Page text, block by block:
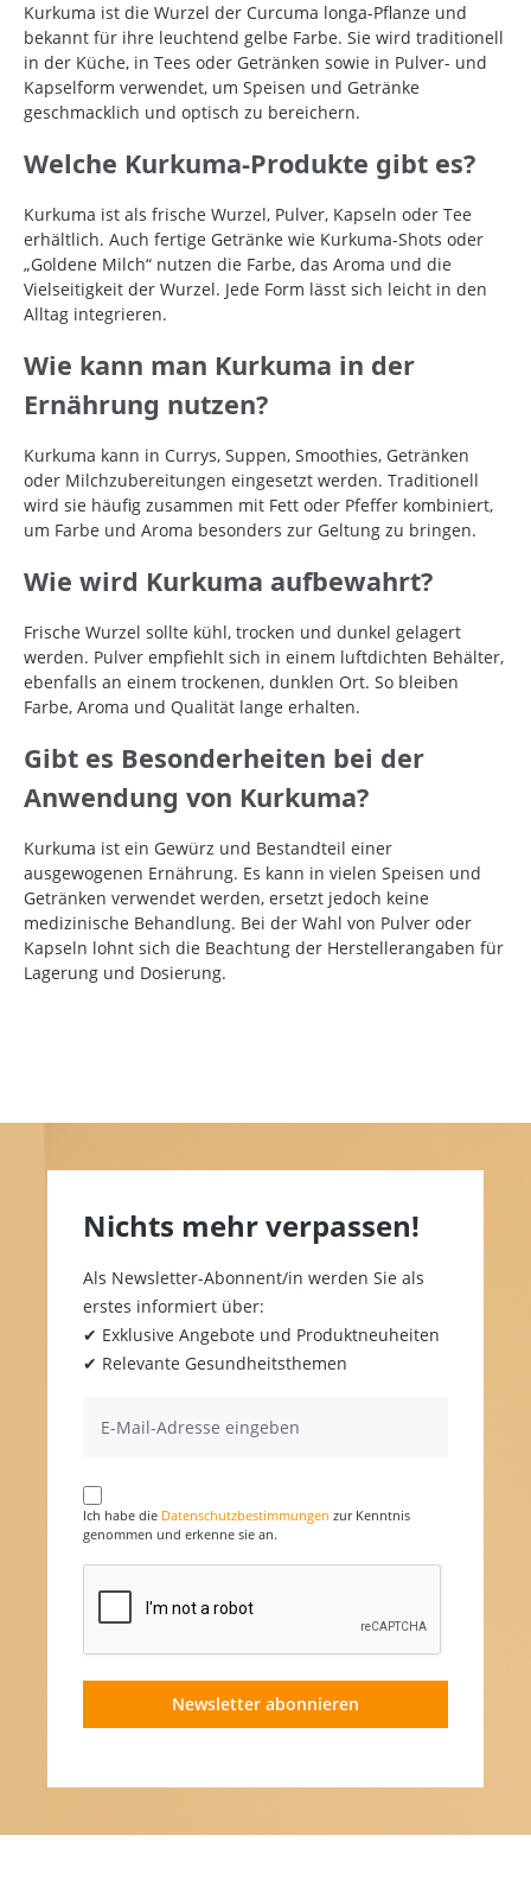
Kurkuma ist die Wurzel der Curcuma longa-Pflanze und
bekannt für ihre leuchtend gelbe Farbe. Sie wird traditionell
in der Küche, in Tees oder Getränken sowie in Pulver- und
Kapselform verwendet, um Speisen und Getränke
geschmacklich und optisch zu bereichern.
Welche Kurkuma-Produkte gibt es?
Kurkuma ist als frische Wurzel, Pulver, Kapseln oder Tee
erhältlich. Auch fertige Getränke wie Kurkuma-Shots oder
„Goldene Milch“ nutzen die Farbe, das Aroma und die
Vielseitigkeit der Wurzel. Jede Form lässt sich leicht in den
Alltag integrieren.
Wie kann man Kurkuma in der
Ernährung nutzen?
Kurkuma kann in Currys, Suppen, Smoothies, Getränken
oder Milchzubereitungen eingesetzt werden. Traditionell
wird sie häufig zusammen mit Fett oder Pfeffer kombiniert,
um Farbe und Aroma besonders zur Geltung zu bringen.
Wie wird Kurkuma aufbewahrt?
Frische Wurzel sollte kühl, trocken und dunkel gelagert
werden. Pulver empfiehlt sich in einem luftdichten Behälter,
ebenfalls an einem trockenen, dunklen Ort. So bleiben
Farbe, Aroma und Qualität lange erhalten.
Gibt es Besonderheiten bei der
Anwendung von Kurkuma?
Kurkuma ist ein Gewürz und Bestandteil einer
ausgewogenen Ernährung. Es kann in vielen Speisen und
Getränken verwendet werden, ersetzt jedoch keine
medizinische Behandlung. Bei der Wahl von Pulver oder
Kapseln lohnt sich die Beachtung der Herstellerangaben für
Lagerung und Dosierung.
Nichts mehr verpassen!
Als Newsletter-Abonnent/in werden Sie als
erstes informiert über:
✔ Exklusive Angebote und Produktneuheiten
✔ Relevante Gesundheitsthemen
Ich habe die Datenschutzbestimmungen zur Kenntnis
genommen und erkenne sie an.
Newsletter abonnieren